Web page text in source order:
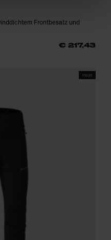
Frontbesatz und
€ 217,43
FW25